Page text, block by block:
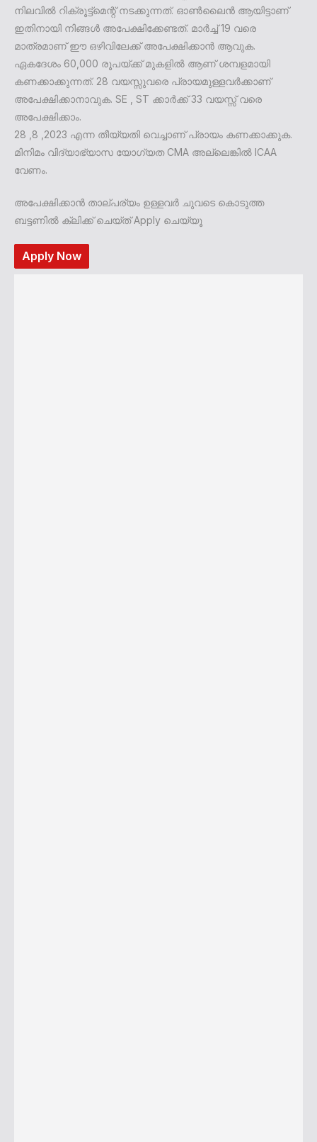
നിലവിൽ റിക്രൂട്ട്മെന്റ് നടക്കുന്നത്. ഓൺലൈൻ ആയിട്ടാണ്
ഇതിനായി നിങ്ങൾ അപേക്ഷിക്കേണ്ടത്. മാർച്ച് 19 വരെ
മാത്രമാണ് ഈ ഒഴിവിലേക്ക് അപേക്ഷിക്കാൻ ആവുക.
ഏകദേശം 60,000 രൂപയ്ക്ക് മുകളിൽ ആണ് ശമ്പളമായി
കണക്കാക്കുന്നത്. 28 വയസ്സുവരെ പ്രായമുള്ളവർക്കാണ്
അപേക്ഷിക്കാനാവുക. SE , ST ക്കാർക്ക് 33 വയസ്സ് വരെ
അപേക്ഷിക്കാം.
28 ,8 ,2023 എന്ന തീയ്യതി വെച്ചാണ് പ്രായം കണക്കാക്കുക.
മിനിമം വിദ്യാഭ്യാസ യോഗ്യത CMA അല്ലെങ്കിൽ ICAA
വേണം.
അപേക്ഷിക്കാൻ താല്പര്യം ഉള്ളവർ ചുവടെ കൊടുത്ത
ബട്ടണിൽ ക്ലിക്ക് ചെയ്ത് Apply ചെയ്യൂ
Apply Now